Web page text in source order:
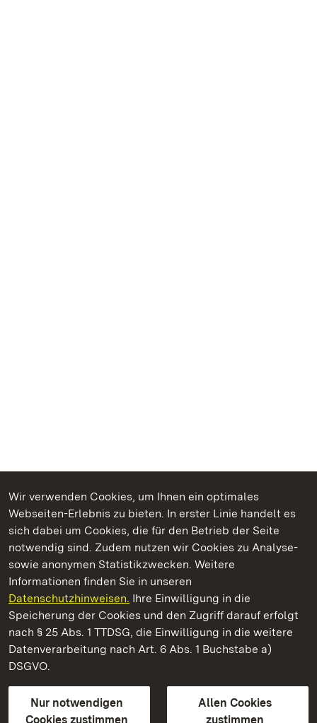
Wir verwenden Cookies, um Ihnen ein optimales
Webseiten-Erlebnis zu bieten. In erster Linie handelt es
sich dabei um Cookies, die für den Betrieb der Seite
notwendig sind. Zudem nutzen wir Cookies zu Analyse-
sowie anonymen Statistikzwecken. Weitere
Informationen finden Sie in unseren
Datenschutzhinweisen. Ihre Einwilligung in die
Speicherung der Cookies und den Zugriff darauf erfolgt
nach § 25 Abs. 1 TTDSG, die Einwilligung in die weitere
Datenverarbeitung nach Art. 6 Abs. 1 Buchstabe a)
DSGVO.
Nur notwendigen
Cookies zustimmen
Allen Cookies
zustimmen
Kommen. Staunen. Genießen.
Staatliche Schlösser und Gärten Baden‑Württemberg
Staatliche Schlösser und Gärten Baden-Württemberg
Kontakt
GebärdenspracheLeichte Sprache
Erklärung zur Barrierefreiheit
BITV-konform (geprüfte Seiten)